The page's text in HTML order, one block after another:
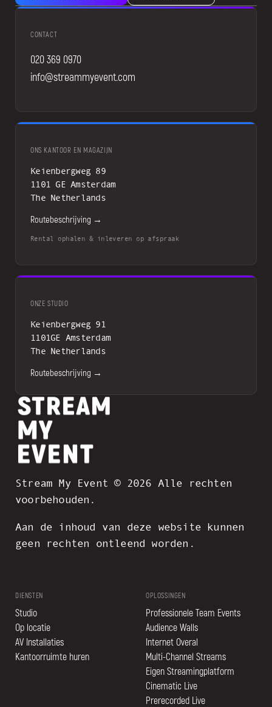
CONTACT
020 369 0970
info@streammyevent.com
ONS KANTOOR EN MAGAZIJN
Keienbergweg 89
1101 GE Amsterdam
The Netherlands
Routebeschrijving →
Rental ophalen & inleveren op afspraak
ONZE STUDIO
Keienbergweg 91
1101GE Amsterdam
The Netherlands
Routebeschrijving →
Stream My Event © 2026 Alle rechten
voorbehouden.
Aan de inhoud van deze website kunnen
geen rechten ontleend worden.
DIENSTEN
Studio
Op locatie
AV Installaties
Kantoorruimte huren
OPLOSSINGEN
Professionele Team Events
Audience Walls
Internet Overal
Multi-Channel Streams
Eigen Streamingplatform
Cinematic Live
Prerecorded Live